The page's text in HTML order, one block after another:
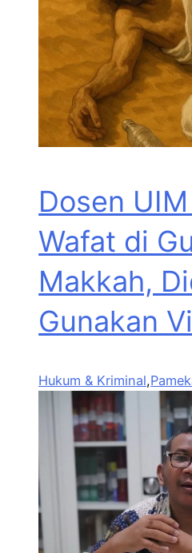
Dosen
Wafat di
Makkah,
Gunakan
Hukum & Kriminal,